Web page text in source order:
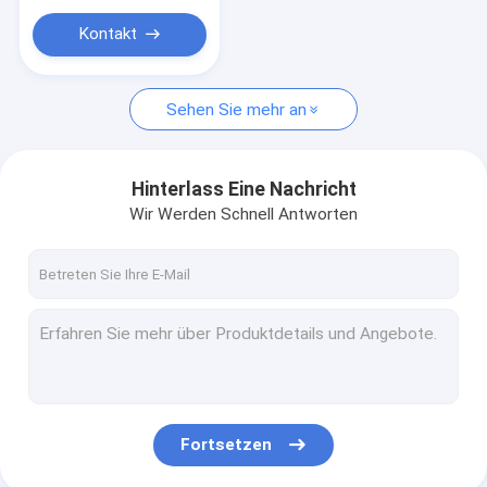
Kontakt
Sehen Sie mehr an
Hinterlass Eine Nachricht
Wir Werden Schnell Antworten
Fortsetzen